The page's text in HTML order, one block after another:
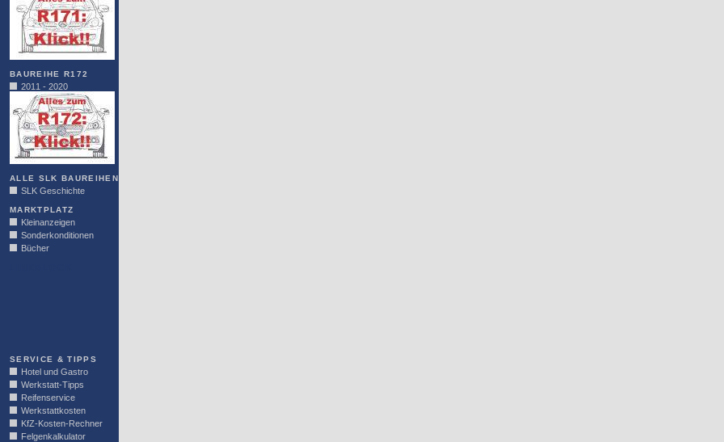
BAUREIHE R172
2011 - 2020
ALLE SLK BAUREIHEN
SLK Geschichte
MARKTPLATZ
Kleinanzeigen
Sonderkonditionen
Bücher
SERVICE & TIPPS
Hotel und Gastro
Werkstatt-Tipps
Reifenservice
Werkstattkosten
KfZ-Kosten-Rechner
Felgenkalkulator